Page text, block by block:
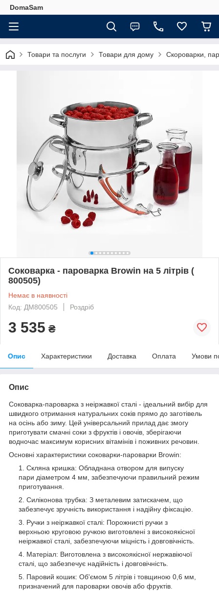
DomaSam
Товари та послуги Товари для дому Скороварки,
Соковарка - пароварка Browin на 5 літрів (
800505)
Немає в наявності
Код: ДМ800505
Роздріб
3 535 ₴
Опис Характеристики Доставка Оплата Умови
Опис
Соковарка-пароварка з неіржавкої сталі - ідеальний вибір для
швидкого отримання натуральних соків прямо до заготівель
на осінь або зиму. Цей універсальний прилад дає змогу
приготувати смачні соки з фруктів і овочів, зберігаючи
водночас максимум корисних вітамінів і поживних речовин.
Основні характеристики соковарки-пароварки Browin:
Скляна кришка: Обладнана отвором для випуску
пари діаметром 4 мм, забезпечуючи правильний режим
приготування.
Силіконова трубка: З металевим затискачем, що
забезпечує зручність використання і надійну фіксацію.
Ручки з неіржавкої сталі: Порожнисті ручки з
верхньою круговою ручкою виготовлені з високоякісної
неіржавкої сталі, забезпечуючи міцність і довговічність.
Матеріал: Виготовлена з високоякісної нержавіючої
сталі, що забезпечує надійність і довговічність.
Паровий кошик: Об'ємом 5 літрів і товщиною 0,6 мм,
призначений для пароварки овочів або фруктів.